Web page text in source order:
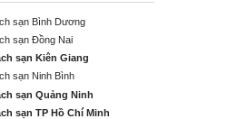
sạn Bình Dương
sạn Đồng Nai
sạn Kiên Giang
sạn Ninh Bình
sạn Quảng Ninh
sạn TP Hồ Chí Minh